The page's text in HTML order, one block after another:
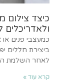
כיצד צילום
כמעצבי פנים
ביצירת חללים
לאחר השלמת
קרא עוד »